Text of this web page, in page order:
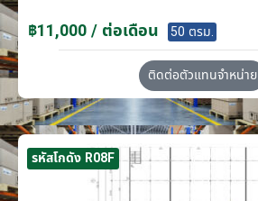
฿11,000 / ต่อเดือน 50 ตรม.
ติดต่อตัวแทนจำหน่าย
รหัสโกดัง R08F